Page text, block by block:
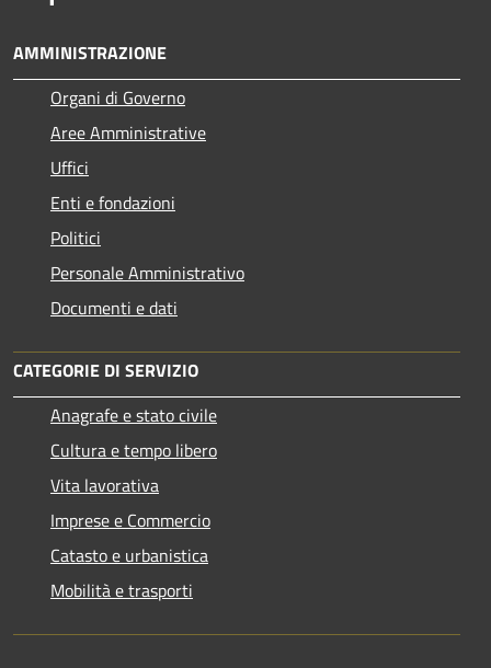
AMMINISTRAZIONE
Organi di Governo
Aree Amministrative
Uffici
Enti e fondazioni
Politici
Personale Amministrativo
Documenti e dati
CATEGORIE DI SERVIZIO
Anagrafe e stato civile
Cultura e tempo libero
Vita lavorativa
Imprese e Commercio
Catasto e urbanistica
Mobilità e trasporti